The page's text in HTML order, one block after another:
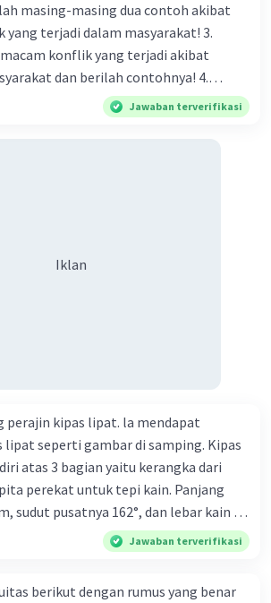
masing-masing dua contoh akibat
terjadi dalam masyarakat! 3.
konflik yang terjadi akibat
dan berilah contohnya! 4.
yang memiliki keberagaman
Jawaban terverifikasi
Iklan
perajin kipas lipat. la mendapat
lipat seperti gambar di samping. Kipas
atas 3 bagian yaitu kerangka dari
perekat untuk tepi kain. Panjang
sudut pusatnya 162°, dan lebar kain 14
dan tali sebesar Rp1.800,00 per buah,
m², dan pita perekat
Jawaban terverifikasi
berikut dengan rumus yang benar